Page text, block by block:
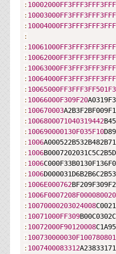
: 10002000FF3FFF3FFF3FFF
: 10003000FF3FFF3FFF3FFF
: 10004000FF3FFF3FFF3FFF
:
: 10061000FF3FFF3FFF3FFF
: 10062000FF3FFF3FFF3FFF
: 10063000FF3FFF3FFF3FFF
: 10064000FF3FFF3FFF3FFF
: 10065000FF3FFF3FF501F
: 10066000F309F20
: 100670003
: 1006800071040319442
: 100690000130F035F10
: 1006
: 1006
: 1006
: 1006
: 1006E000762
: 1006F0007208F
: 10070000203024008
: 10071000FF309
: 10072000F90120008
: 100730000030F
: 1007400083312